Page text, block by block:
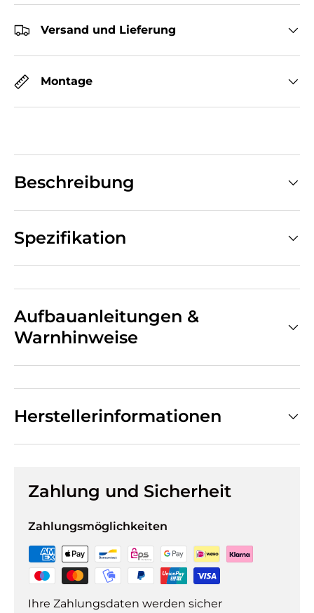
Versand und Lieferung
Montage
Beschreibung
Spezifikation
Aufbauanleitungen &
Warnhinweise
Herstellerinformationen
Zahlung und Sicherheit
Zahlungsmöglichkeiten
Ihre Zahlungsdaten werden sicher